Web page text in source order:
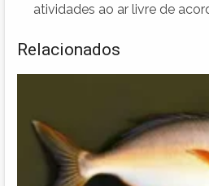
atividades ao ar livre de
Relacionados